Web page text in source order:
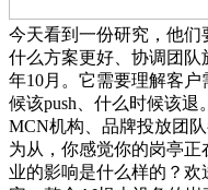
今天看到一份研究，他
什么方案更好、协调团队
年10月。它需要理解客
候该push、什么时候该退
MCN机构、品牌投放团
为从，你感觉你的岗亭
业的影响是什么样的？